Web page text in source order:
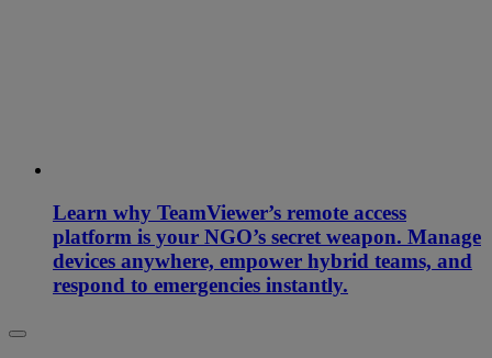
Learn why TeamViewer’s remote access
platform is your NGO’s secret weapon. Manage
devices anywhere, empower hybrid teams, and
respond to emergencies instantly.